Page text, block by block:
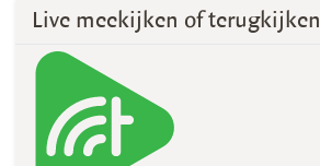
Live meekijken of terugkijken